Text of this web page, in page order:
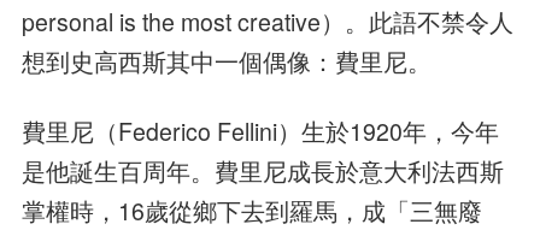
personal is the most creative）。此語不禁令人
想到史高西斯其中一個偶像：費里尼。
費里尼（Federico Fellini）生於1920年，今年
是他誕生百周年。費里尼成長於意大利法西斯
掌權時，16歲從鄉下去到羅馬，成「三無廢